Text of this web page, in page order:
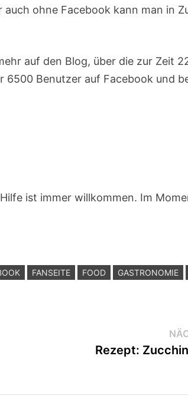
ohne Facebook kann man in
auf den Blog, über die zur Zeit
Benutzer auf Facebook und
ist immer willkommen. Im
FANSEITE FOOD GASTRONOMIE
Rezept: